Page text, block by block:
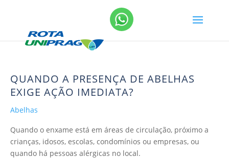
QUANDO A PRESENÇA DE ABELHAS
EXIGE AÇÃO IMEDIATA?
Abelhas
Quando o enxame está em áreas de circulação, próximo a
crianças, idosos, escolas, condomínios ou empresas, ou
quando há pessoas alérgicas no local.